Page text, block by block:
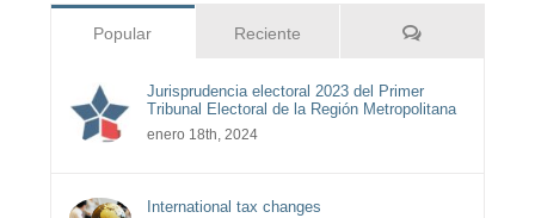
Popular Reciente Comentarios
Jurisprudencia electoral 2023 del Primer
Tribunal Electoral de la Región Metropolitana
enero 18th, 2024
International tax changes